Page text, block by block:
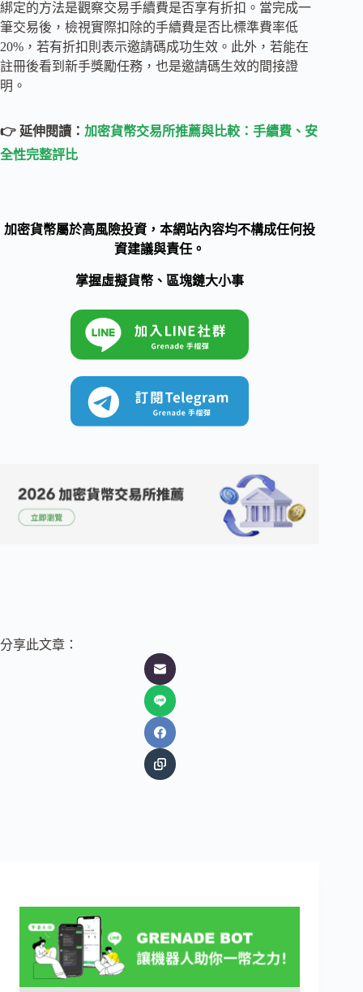
綁定的方法是觀察交易手續費是否享有折扣。當完成一
筆交易後，檢視實際扣除的手續費是否比標準費率低
20%，若有折扣則表示邀請碼成功生效。此外，若能在
註冊後看到新手獎勵任務，也是邀請碼生效的間接證
明。
👉 延伸閱讀： 加密貨幣交易所推薦與比較：手續費、安
全性完整評比
加密貨幣屬於高風險投資，本網站內容均不構成任何投
資建議與責任。
掌握虛擬貨幣、區塊鏈大小事
分享此文章：